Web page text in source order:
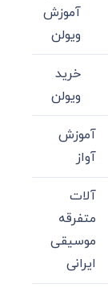
آموزش
ویولن
خرید
ویولن
آموزش
آواز
آلات
متفرقه
موسیقی
ایرانی